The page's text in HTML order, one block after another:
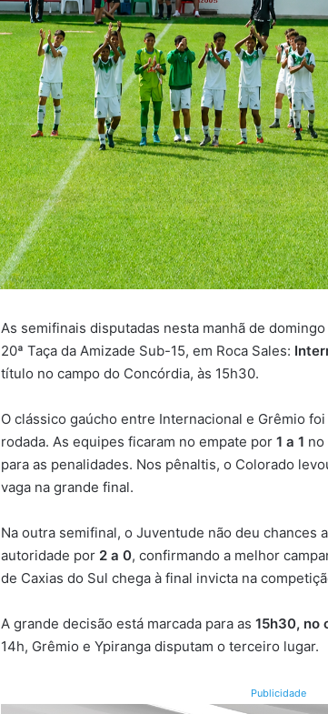
As semifinais disputadas nesta manhã de
20ª Taça da Amizade Sub-15, em Roca Sales:
título no campo do Concórdia, às 15h30.
O clássico gaúcho entre Internacional e Grêmio
rodada. As equipes ficaram no empate por1 a 1 no
para as penalidades. Nos pênaltis, o Colorado
vaga na grande final.
Na outra semifinal, o Juventude não deu chances
autoridade por 2 a 0, confirmando a melhor
de Caxias do Sul chega à final invicta na
A grande decisão está marcada para as15h30, no
14h, Grêmio e Ypiranga disputam o terceiro lugar.
Publicidade